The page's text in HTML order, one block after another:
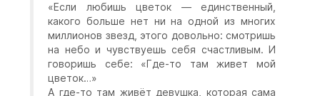
«Если любишь цветок — единственный,
какого больше нет ни на одной из многих
миллионов звезд, этого довольно: смотришь
на небо и чувствуешь себя счастливым. И
говоришь себе: «Где-то там живет мой
цветок…»
А где-то там живёт девушка, которая сама